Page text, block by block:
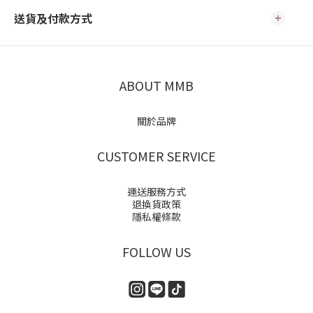
送貨及付款方式
ABOUT MMB
關於品牌
CUSTOMER SERVICE
運送服務方式
退換貨政策
隱私權條款
FOLLOW US